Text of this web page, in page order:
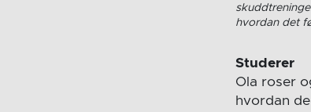
hvordan det
Studerer
Ola roser
hvordan